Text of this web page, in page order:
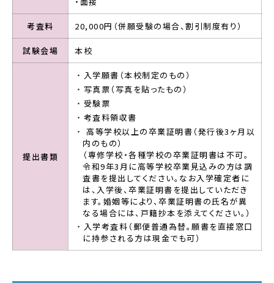
考査料 20,000円（併願受験の場合、割引制度有り）
試験会場 本校
提出書類
入学願書（本校制定のもの）
写真票（写真を貼ったもの）
受験票
考査料領収書
高等学校以上の卒業証明書（発行後3ヶ月以
内のもの）
（専修学校・各種学校の卒業証明書は不可。
令和9年3月に高等学校卒業見込みの方は調
査書を提出してください。なお入学確定者に
は、入学後、卒業証明書を提出していただき
ます。婚姻等により、卒業証明書の氏名が異
なる場合には、戸籍抄本を添えてください。）
入学考査料（郵便普通為替。願書を直接窓口
に持参される方は現金でも可）